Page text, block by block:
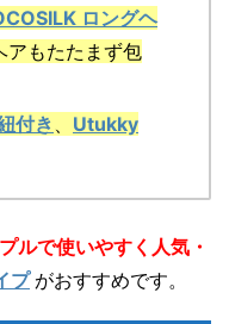
ロングヘ
アもたたまず包
付き 、 Utukky
ルで使いやすく人気・
プ がおすすめです。